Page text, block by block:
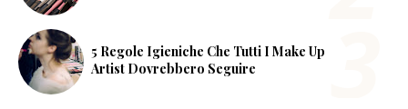
5 Regole Igieniche Che Tutti I Make Up
Artist Dovrebbero Seguire